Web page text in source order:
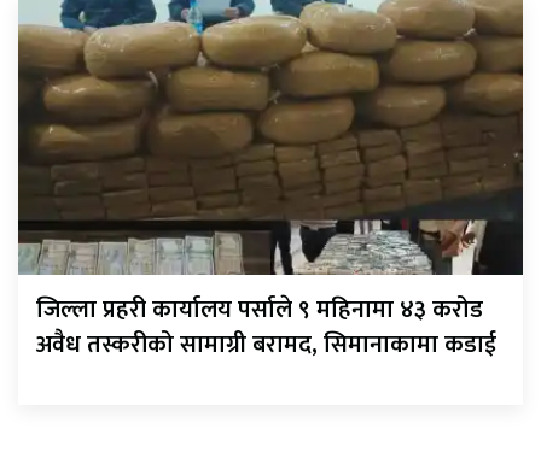
जिल्ला प्रहरी कार्यालय पर्साले ९ महिनामा ४३ करोड
अवैध तस्करीको सामाग्री बरामद, सिमानाकामा कडाई